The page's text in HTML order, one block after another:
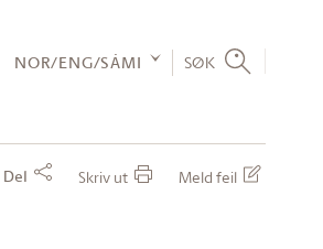
NOR/ENG/SÁMI SØK
Del Skriv ut Meld feil